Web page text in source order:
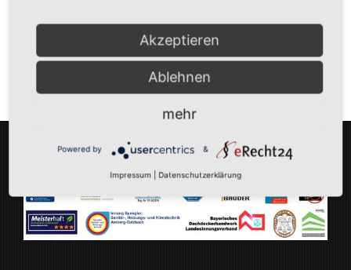
Akzeptieren
Ablehnen
mehr
Powered by &
Impressum Datenschutzerklärung